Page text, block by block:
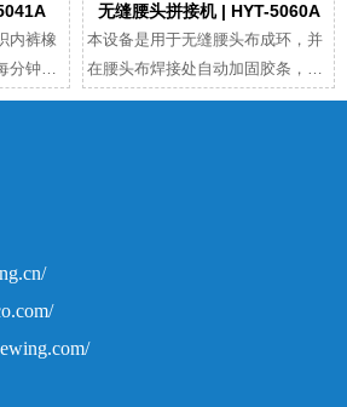
内裤橡
分钟最
22条橡
无缝腰头拼接机 | HYT-5060A
本设备是用于无缝腰头布成环，并
在腰头布焊接处自动加固胶条，实
现自动上料、焊接、贴胶、收料全